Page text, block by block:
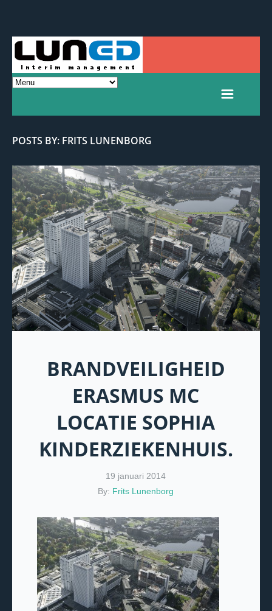
POSTS BY: FRITS LUNENBORG
BRANDVEILIGHEID
ERASMUS MC
LOCATIE SOPHIA
KINDERZIEKENHUIS.
19 januari 2014
By: Frits Lunenborg